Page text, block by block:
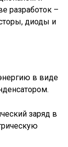
разработок –
диоды и
в виде
заряд в